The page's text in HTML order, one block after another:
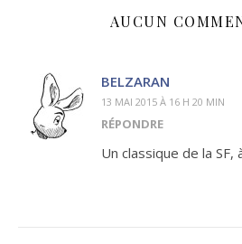
AUCUN
BELZARAN
13 MAI 2015 À 16 H 20 MIN
RÉPONDRE
Un classique de la SF,